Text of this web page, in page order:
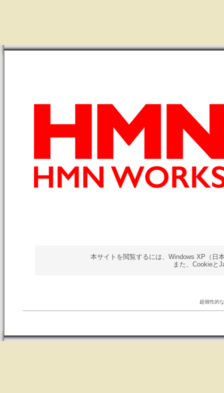
本サイトを閲覧するには、Windows XP（日
また、Cookieと
超個性的